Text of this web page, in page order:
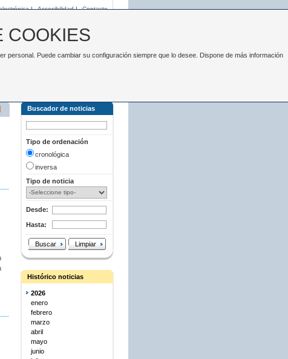
| Accesibilidad | Contacto
Buscador de noticias
Tipo de ordenación
cronológica
inversa
Tipo de noticia
Desde:
Hasta:
Buscar Limpiar
Histórico noticias
2026
enero
febrero
marzo
abril
mayo
junio
COOKIES
Puede cambiar su configuración siempre que lo desee. Dispone de más información